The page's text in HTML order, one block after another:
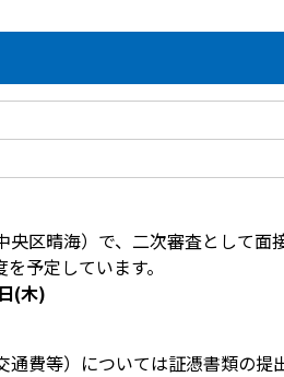
区晴海）で、二次審査として面
予定しています。
(木)
費等）については証憑書類の提